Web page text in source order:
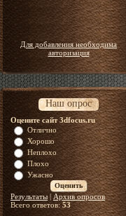
Для добавления необходима
авторизация
Наш опрос
Оцените сайт 3dfocus.ru
Отлично
Хорошо
Неплохо
Плохо
Ужасно
Результаты| Архив опросов
Всего ответов:53